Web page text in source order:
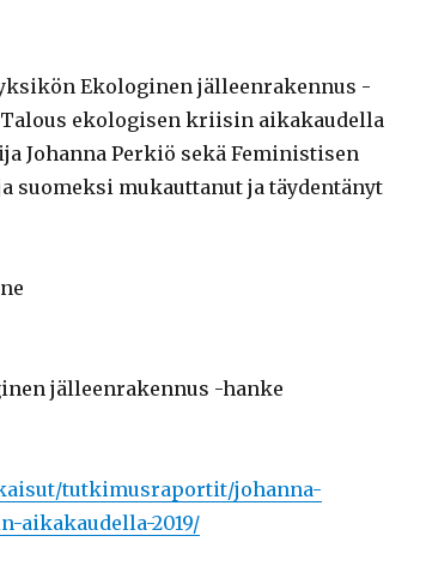
Ekologinen jälleenrakennus -
Talous ekologisen kriisin aikakaudella
Johanna Perkiö sekä Feministisen
suomeksi mukauttanut ja täydentänyt
jälleenrakennus -hanke
tutkimusraportit/johanna-
aikakaudella-2019/